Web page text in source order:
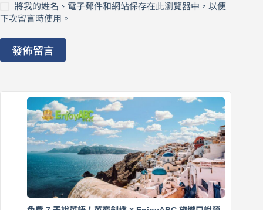
將我的姓名、電子郵件和網站保存在此瀏覽器中，以便
下次留言時使用。
發佈留言